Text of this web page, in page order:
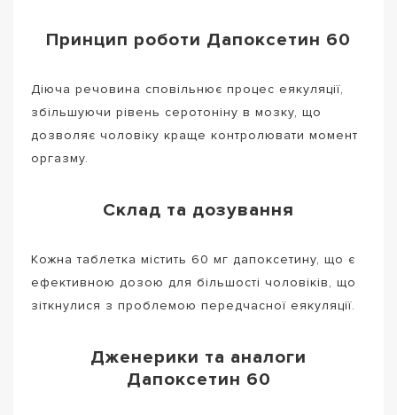
Принцип роботи Дапоксетин 60
Діюча речовина сповільнює процес еякуляції,
збільшуючи рівень серотоніну в мозку, що
дозволяє чоловіку краще контролювати момент
оргазму.
Склад та дозування
Кожна таблетка містить 60 мг дапоксетину, що є
ефективною дозою для більшості чоловіків, що
зіткнулися з проблемою передчасної еякуляції.
Дженерики та аналоги
Дапоксетин 60